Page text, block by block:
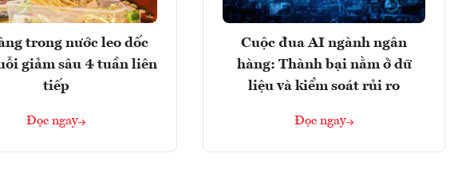
trong nước leo dốc
giảm sâu 4 tuần liên
tiếp
Đọc ngay
Cuộc đua AI ngành ngân
hàng: Thành bại nằm ở dữ
liệu và kiểm soát rủi ro
Đọc ngay